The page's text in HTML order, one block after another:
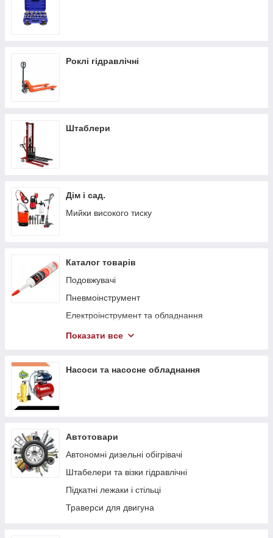
Роклі гідравлічні
Штаблери
Дім і сад.
Мийки високого тиску
Каталог товарів
Подовжувачі
Пневмоінструмент
Електроінструмент та обладнання
Компресори
Показати все
Насоси та насосне обладнання
Автотовари
Автономні дизельні обігрівачі
Штабелери та візки гідравлічні
Підкaтні лeжaки і cтільці
Траверси для двигуна